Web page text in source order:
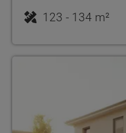
123 - 134 m²